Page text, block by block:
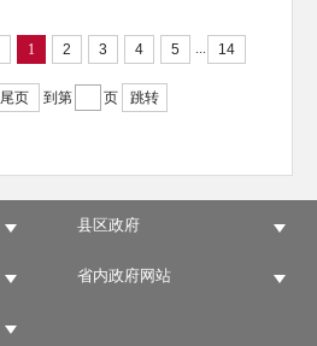
1 2 3 4 5 ... 14
尾页 到第 页 跳转
县区政府
省内政府网站